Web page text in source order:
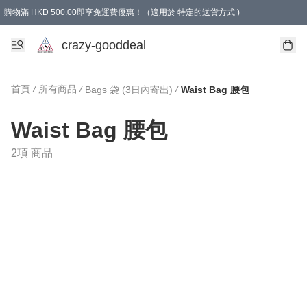
購物滿 HKD 500.00即享免運費優惠！（適用於 特定的送貨方式 )
成為會員可享免費禮品
crazy-gooddeal
首頁 / 所有商品 / Bags 袋 (3日內寄出) / Waist Bag 腰包
Waist Bag 腰包
2項 商品